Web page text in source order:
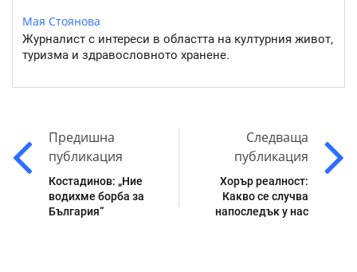
Мая Стоянова
Журналист с интереси в областта на културния живот,
туризма и здравословното хранене.
Предишна
публикация
Костадинов: „Ние
водихме борба за
България“
Следваща
публикация
Хорър реалност:
Какво се случва
напоследък у нас